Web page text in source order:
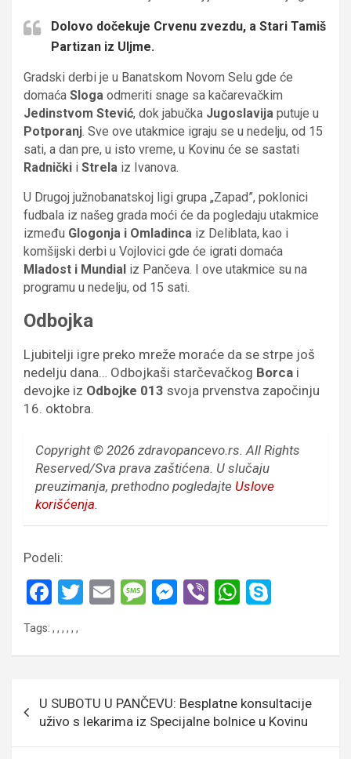
Dolovo dočekuje Crvenu zvezdu, a Stari Tamiš
Partizan iz Uljme.
Gradski derbi je u Banatskom Novom Selu gde će
domaća Sloga odmeriti snage sa kačarevačkim
Jedinstvom Stević, dok jabučka Jugoslavija putuje u
Potporanj. Sve ove utakmice igraju se u nedelju, od 15
sati, a dan pre, u isto vreme, u Kovinu će se sastati
Radnički i Strela iz Ivanova.
U Drugoj južnobanatskoj ligi grupa „Zapad”, poklonici
fudbala iz našeg grada moći će da pogledaju utakmice
između Glogonja i Omladinca iz Deliblata, kao i
komšijski derbi u Vojlovici gde će igrati domaća
Mladost i Mundial iz Pančeva. I ove utakmice su na
programu u nedelju, od 15 sati.
Odbojka
Ljubitelji igre preko mreže moraće da se strpe još
nedelju dana… Odbojkaši starčevačkog Borca i
devojke iz Odbojke 013 svoja prvenstva započinju
16. oktobra.
Copyright © 2026 zdravopancevo.rs. All Rights
Reserved/Sva prava zaštićena. U slučaju
preuzimanja, prethodno pogledajte Uslove
korišćenja.
Podeli:
F
ce
o
o
k
T
E
M
g
e
M
g
er
Vi
W
A
p
p
Tags: , , , , , ,
чланка
U SUBOTU U PANČEVU: Besplatne konsultacije
uživo s lekarima iz Specijalne bolnice u Kovinu